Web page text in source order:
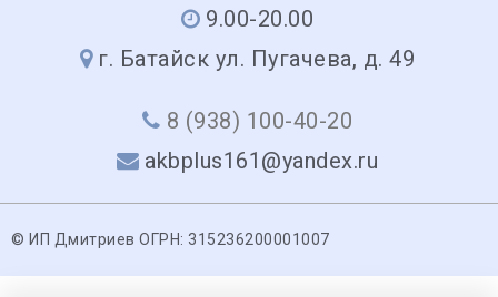
9.00-20.00
г. Батайск ул. Пугачева, д. 49
8 (938) 100-40-20
akbplus161@yandex.ru
© ИП Дмитриев ОГРН: 315236200001007